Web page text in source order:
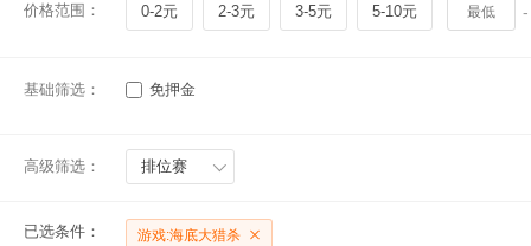
价格范围： 0-2元 2-3元 3-5元 5-10元 -
基础筛选： 免押金
高级筛选： 排位赛
已选条件： 游戏:海底大猎杀